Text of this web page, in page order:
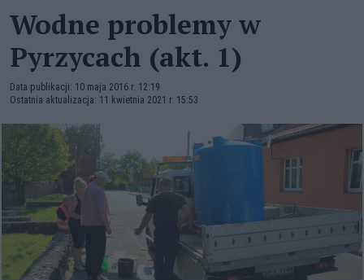
Wodne problemy w
Pyrzycach (akt. 1)
Data publikacji: 10 maja 2016 r. 12:19
Ostatnia aktualizacja: 11 kwietnia 2021 r. 15:53